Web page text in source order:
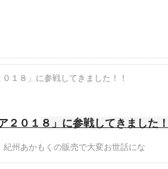
２０１８」に参戦してきました
紀州あかもくの販売で大変お世話にな